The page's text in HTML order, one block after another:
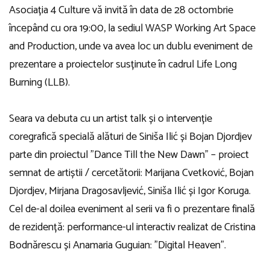
Asociația 4 Culture vă invită în data de 28 octombrie
începând cu ora 19:00, la sediul WASP Working Art Space
and Production, unde va avea loc un dublu eveniment de
prezentare a proiectelor susținute în cadrul Life Long
Burning (LLB).
Seara va debuta cu un artist talk și o intervenție
coregrafică specială alături de Siniša Ilić și Bojan Djordjev
parte din proiectul ”Dance Till the New Dawn” – proiect
semnat de artiștii / cercetătorii: Marijana Cvetković, Bojan
Djordjev, Mirjana Dragosavljević, Siniša Ilić și Igor Koruga.
Cel de-al doilea eveniment al serii va fi o prezentare finală
de rezidență: performance-ul interactiv realizat de Cristina
Bodnărescu și Anamaria Guguian: ”Digital Heaven”.